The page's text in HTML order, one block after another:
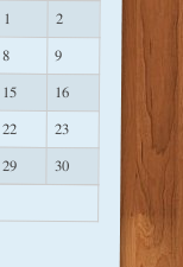
1
2
8 9
15
16
22
23
29
30